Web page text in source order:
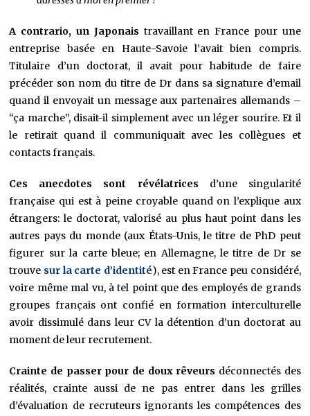
A contrario, un Japonais travaillant en France pour une
entreprise basée en Haute-Savoie l’avait bien compris.
Titulaire d’un doctorat, il avait pour habitude de faire
précéder son nom du titre de Dr dans sa signature d’email
quand il envoyait un message aux partenaires allemands –
“ça marche”, disait-il simplement avec un léger sourire. Et il
le retirait quand il communiquait avec les collègues et
contacts français.
Ces anecdotes sont révélatrices d’une singularité
française qui est à peine croyable quand on l’explique aux
étrangers: le doctorat, valorisé au plus haut point dans les
autres pays du monde (aux États-Unis, le titre de PhD peut
figurer sur la carte bleue; en Allemagne, le titre de Dr se
trouve sur la carte d’identité), est en France peu considéré,
voire même mal vu, à tel point que des employés de grands
groupes français ont confié en formation interculturelle
avoir dissimulé dans leur CV la détention d’un doctorat au
moment de leur recrutement.
Crainte de passer pour de doux rêveurs déconnectés des
réalités, crainte aussi de ne pas entrer dans les grilles
d’évaluation de recruteurs ignorants les compétences des